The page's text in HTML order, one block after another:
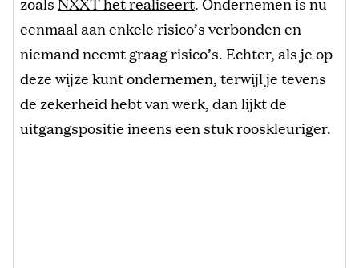
eenmaal aan enkele risico’s verbonden en
niemand neemt graag risico’s. Echter, als je op
deze wijze kunt ondernemen, terwijl je tevens
de zekerheid hebt van werk, dan lijkt de
uitgangspositie ineens een stuk rooskleuriger.